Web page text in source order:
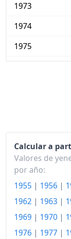
1973
1974
1975
1980
1981
1982
1983
1984
Calcular a
Valores de
por año:
1955 | 1956 |
1962 | 1963 |
1969 | 1970 |
1976 | 1977 |